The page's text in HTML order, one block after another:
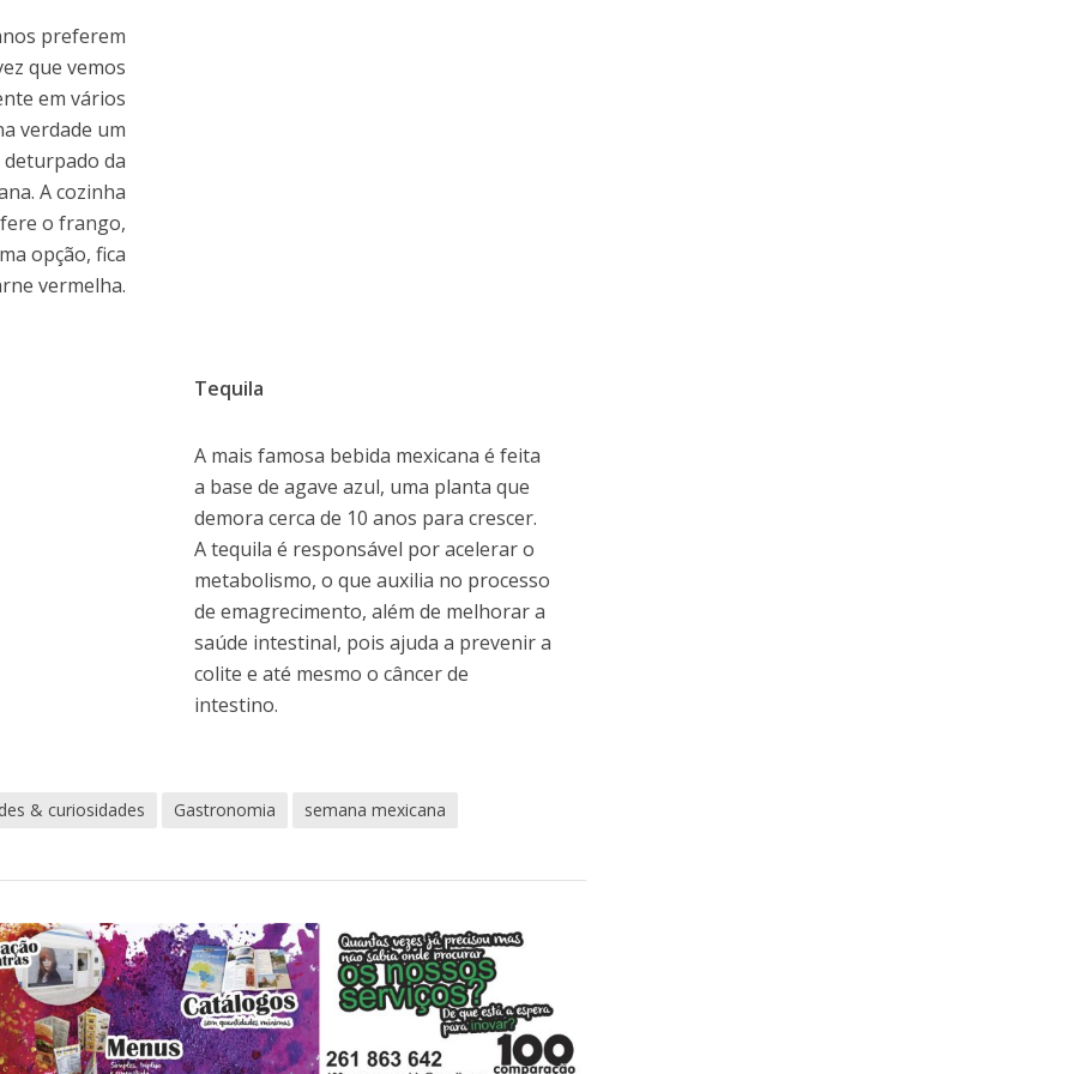
preferem
que vemos
em vários
verdade um
da
A cozinha
o frango,
opção, fica
vermelha.
Tequila
A mais famosa bebida mexicana é feita
a base de agave azul, uma planta que
demora cerca de 10 anos para crescer.
A tequila é responsável por acelerar o
metabolismo, o que auxilia no processo
de emagrecimento, além de melhorar a
saúde intestinal, pois ajuda a prevenir a
colite e até mesmo o câncer de
intestino.
& curiosidades Gastronomia semana mexicana